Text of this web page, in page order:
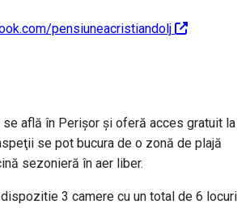
pensiuneacristiandolj
se află în Perişor şi oferă acces gratuit la
se pot bucura de o zonă de plajă
sezonieră în aer liber.
3 camere cu un total de 6 locuri